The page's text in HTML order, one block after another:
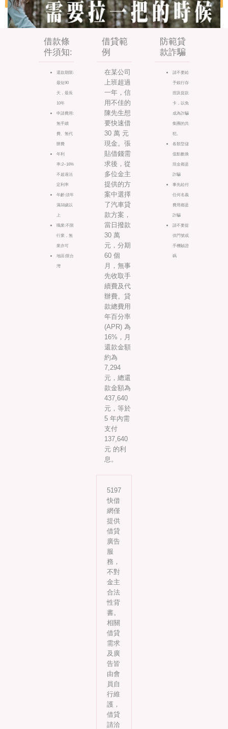
借款條
件須知:
還款期限:
最短90
天，最長
10年
申請費用:
無手續
費、無代
辦費
年利
率:2~16%
不超過法
定利率
年齡:須年
滿18歲以
上
職業:不限
行業，無
業亦可
地區:限台
灣
借貸範
例
在某公司
上班超過
一年，信
用不佳的
陳先生想
要快速借
30 萬 元
現金。張
貼借錢需
求後，從
多位金主
提供的方
案中選擇
了汽車貸
款方案，
當日撥款
30 萬
元，分期
60 個
月，無事
先收取手
續費及代
辦費。貸
款總費用
年百分率
(APR) 為
16%，月
還款金額
約為
7,294
元，總還
款金額為
437,640
元，等於
5 年內需
支付
137,640
元 的利
息。
防範貸
款詐騙
請不要給
予銀行存
摺及提款
卡，以免
成為詐騙
集團的共
犯。
各類型儲
值點數換
現金都是
詐騙
事先給付
任何名義
費用都是
詐騙
請不要提
供門號或
手機驗證
碼
5197
快借
網僅
提供
借貸
廣告
服
務，
不對
金主
合法
性背
書。
相關
借貸
需求
及廣
告皆
由會
員自
行維
護，
借貸
請洽